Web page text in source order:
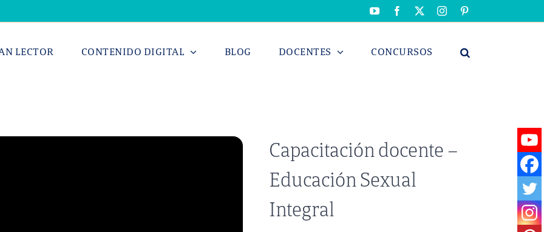
YouTubeFacebook Instagram
LECTOR CONTENIDO DIGITAL BLOG DOCENTES CONCURSOS
Capacitación docente –
Educación Sexual
Integral